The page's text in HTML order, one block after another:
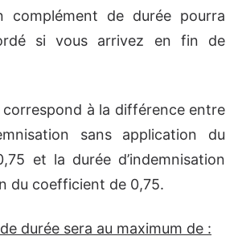
complément de durée pourra
si vous arrivez en fin de
à la différence entre
sans application du
et la durée d’indemnisation
du coefficient de 0,75.
durée sera au maximum de :